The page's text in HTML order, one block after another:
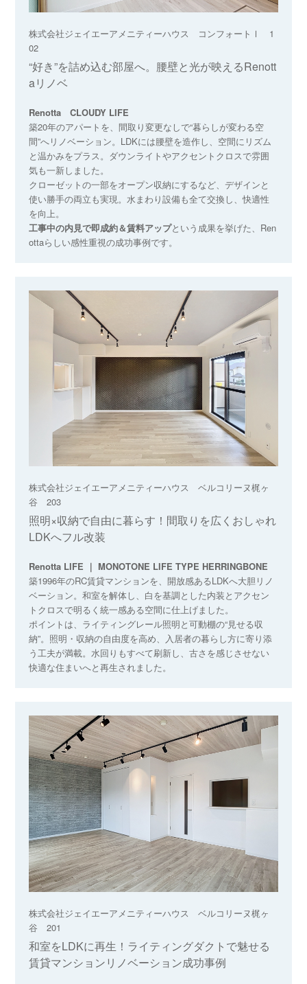
株式会社ジェイエーアメニティーハウス コンフォートⅠ 1
02
“好き”を詰め込む部屋へ。腰壁と光が映えるRenott
aリノベ
Renotta CLOUDY LIFE
築20年のアパートを、間取り変更なしで“暮らしが変わる空
間”へリノベーション。LDKには腰壁を造作し、空間にリズム
と温かみをプラス。ダウンライトやアクセントクロスで雰囲
気も一新しました。
クローゼットの一部をオープン収納にするなど、デザインと
使い勝手の両立も実現。水まわり設備も全て交換し、快適性
を向上。
工事中の内見で即成約＆賃料アップという成果を挙げた、Ren
ottaらしい感性重視の成功事例です。
株式会社ジェイエーアメニティーハウス ベルコリーヌ梶ヶ
谷 203
照明×収納で自由に暮らす！間取りを広くおしゃれ
LDKへフル改装
Renotta LIFE ｜ MONOTONE LIFE TYPE HERRINGBONE
築1996年のRC賃貸マンションを、開放感あるLDKへ大胆リノ
ベーション。和室を解体し、白を基調とした内装とアクセン
トクロスで明るく統一感ある空間に仕上げました。
ポイントは、ライティングレール照明と可動棚の“見せる収
納”。照明・収納の自由度を高め、入居者の暮らし方に寄り添
う工夫が満載。水回りもすべて刷新し、古さを感じさせない
快適な住まいへと再生されました。
株式会社ジェイエーアメニティーハウス ベルコリーヌ梶ヶ
谷 201
和室をLDKに再生！ライティングダクトで魅せる
賃貸マンションリノベーション成功事例